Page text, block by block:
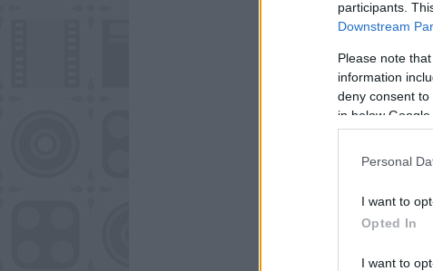
participants.
Downstream
Please note
information
deny consent
in below Google
Personal
I want to
Opted In
I want to